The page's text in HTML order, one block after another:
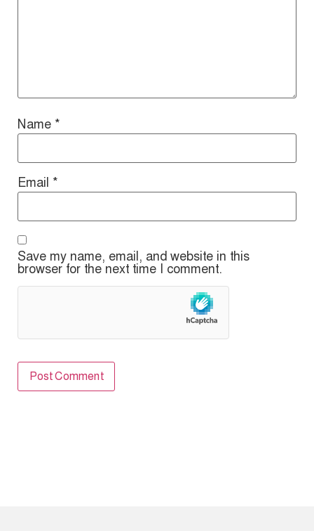
Name *
Email *
Save my name, email, and website in this
browser for the next time I comment.